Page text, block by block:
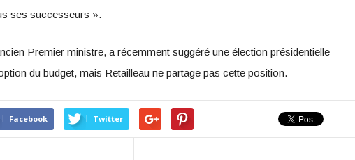
ses successeurs ».
Premier ministre, a récemment suggéré une élection présidentielle
du budget, mais Retailleau ne partage pas cette position.
Facebook Twitter